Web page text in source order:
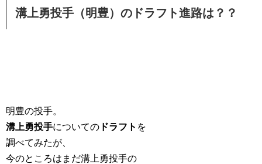
溝上勇投手（明豊）のドラフト進路は？？
明豊の投手。
溝上勇投手についての ドラフト を
調べてみたが、
今のところはまだ溝上勇投手の